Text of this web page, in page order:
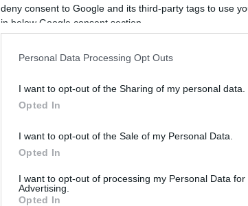
deny consent to Google and its third-party tags to use
in below Google consent section.
Personal Data Processing Opt Outs
I want to opt-out of the Sharing of my personal data.
Opted In
I want to opt-out of the Sale of my Personal Data.
Opted In
I want to opt-out of processing my Personal Data for
Advertising.
Opted In